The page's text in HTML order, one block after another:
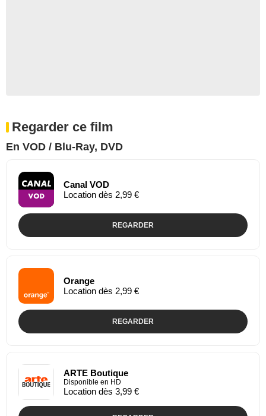
Regarder ce film
En VOD / Blu-Ray, DVD
Canal VOD
Location dès 2,99 €
REGARDER
Orange
Location dès 2,99 €
REGARDER
ARTE Boutique
Disponible en HD
Location dès 3,99 €